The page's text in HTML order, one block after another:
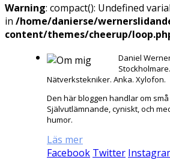
Warning: compact(): Undefined
in /home/danierse/
content/themes/cheerup/
Daniel
Nätverkstekniker. Anka. Xylofon.
Den här bloggen handlar om
Självutlämnande, cyniskt, och
humor.
Läs mer
Facebook Twitter